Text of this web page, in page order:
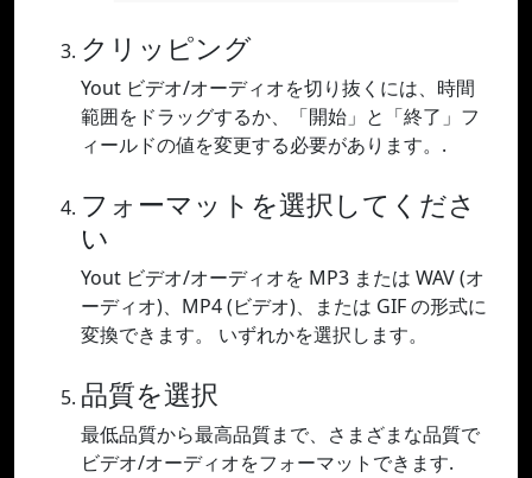
クリッピング
Yout ビデオ/オーディオを切り抜くには、時間
範囲をドラッグするか、「開始」と「終了」フ
ィールドの値を変更する必要があります。.
フォーマットを選択してくださ
い
Yout ビデオ/オーディオを MP3 または WAV (オ
ーディオ)、MP4 (ビデオ)、または GIF の形式に
変換できます。 いずれかを選択します。
品質を選択
最低品質から最高品質まで、さまざまな品質で
ビデオ/オーディオをフォーマットできます.